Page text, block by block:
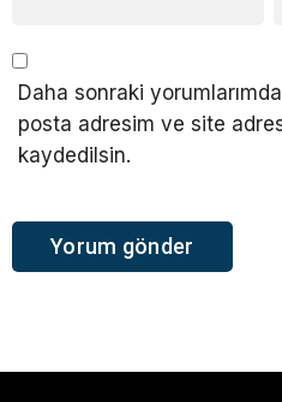
Daha sonraki
posta adresim ve site
kaydedilsin.